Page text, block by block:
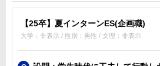
【25卒】夏インターンES(企画職)
大学：非表示 / 性別：男性 / 文理：非表示